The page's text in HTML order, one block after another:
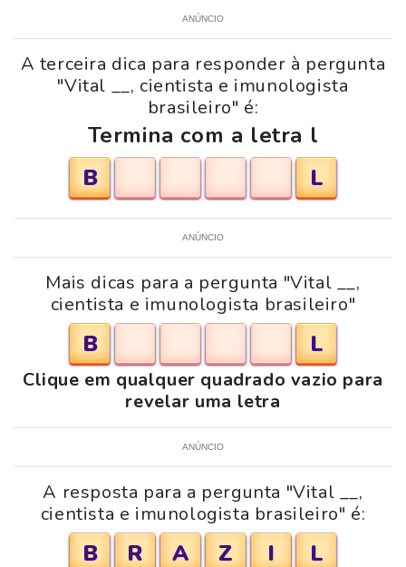
ANÚNCIO
A terceira dica para responder à pergunta
"Vital __, cientista e imunologista
brasileiro" é:
Termina com a letra l
B
L
ANÚNCIO
Mais dicas para a pergunta "Vital __,
cientista e imunologista brasileiro"
B L
Clique em qualquer quadrado vazio para
revelar uma letra
ANÚNCIO
A resposta para a pergunta "Vital __,
cientista e imunologista brasileiro" é:
B R A Z I L